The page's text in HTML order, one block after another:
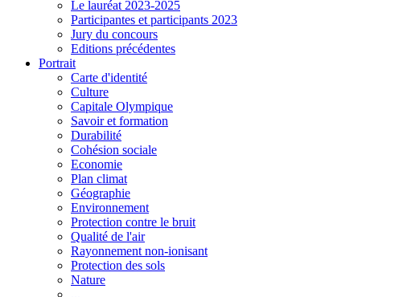
Le lauréat 2023-2025
Participantes et participants 2023
Jury du concours
Editions précédentes
Portrait
Carte d'identité
Culture
Capitale Olympique
Savoir et formation
Durabilité
Cohésion sociale
Economie
Plan climat
Géographie
Environnement
Protection contre le bruit
Qualité de l'air
Rayonnement non-ionisant
Protection des sols
Nature
...